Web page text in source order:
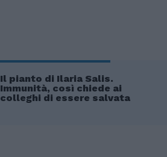
Il pianto di Ilaria Salis.
Immunità, così chiede ai
colleghi di essere salvata